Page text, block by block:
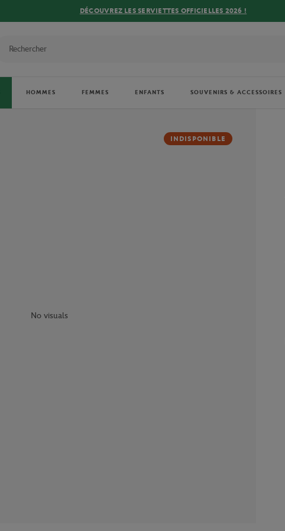
DÉCOUVREZ LES SERVIETTES OFFICIELLES 2026 !
HOMMES FEMMES ENFANTS SOUVENIRS & ACCESSOIRES
INDISPONIBLE
No visuals